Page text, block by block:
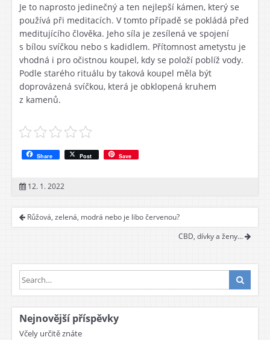
Je to naprosto jedinečný a ten nejlepší kámen, který se
používá při meditacích. V tomto případě se pokládá před
meditujícího člověka. Jeho síla je zesílená ve spojení
s bílou svíčkou nebo s kadidlem. Přítomnost ametystu je
vhodná i pro očistnou koupel, kdy se položí poblíž vody.
Podle starého rituálu by taková koupel měla být
doprovázená svíčkou, která je obklopená kruhem
z kamenů.
Share Post Save
12. 1. 2022
Růžová, zelená, modrá nebo je libo červenou?
CBD, dívky a ženy…
Nejnovější příspěvky
Včely určitě znáte